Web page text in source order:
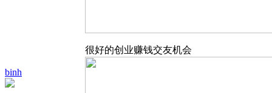
binh
很好的创业赚钱交友机会